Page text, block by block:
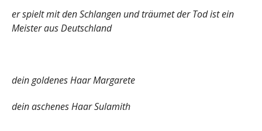
er spielt mit den Schlangen und träumet der Tod ist ein
Meister aus Deutschland
dein goldenes Haar Margarete
dein aschenes Haar Sulamith